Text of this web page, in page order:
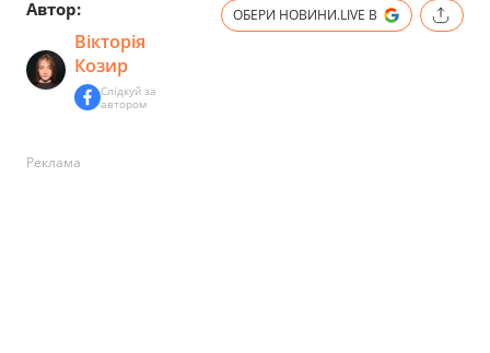
Автор:
Вікторія
Козир
Слідкуй за
автором
ОБЕРИ НОВИНИ.LIVE В
Реклама